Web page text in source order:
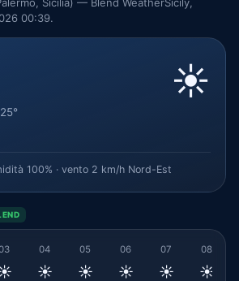
00:39.
☀️
100% · vento 2 km/h Nord-Est
04
☀️
05
☀️
06
☀️
07
☀️
08
☀️